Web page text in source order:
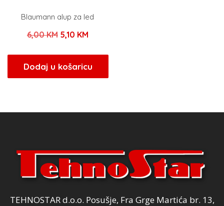
Blaumann alup za led
6,00KM Izvorna
bila
je:
5,10 KMTrenutna
je:
5,10 KM.
Dodaj u košaricu
TEHNOSTAR d.o.o. Posušje, Fra Grge Martića br. 13,